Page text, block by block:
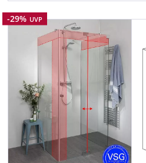
Rabatt
-29% UVP